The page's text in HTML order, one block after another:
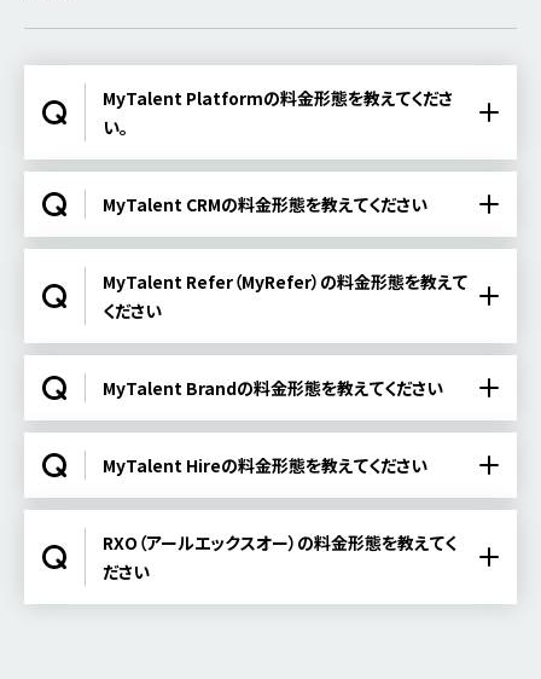
MyTalent Platformの料金形態を教えてくださ
い。
MyTalent CRMの料金形態を教えてください
MyTalent Refer（MyRefer）の料金形態を教えて
ください
MyTalent Brandの料金形態を教えてください
MyTalent Hireの料金形態を教えてください
RXO（アールエックスオー）の料金形態を教えてく
ださい